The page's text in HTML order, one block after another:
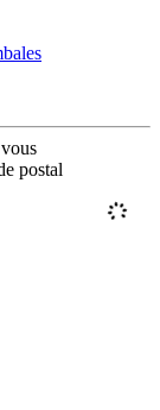
postal